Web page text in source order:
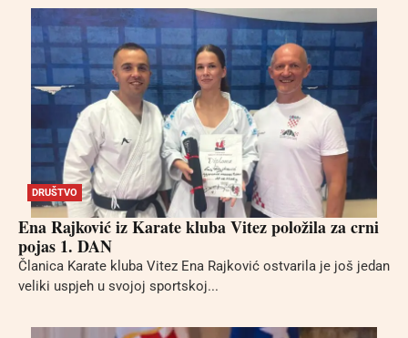
DRUŠTVO
Ena Rajković iz Karate kluba Vitez položila za crni
pojas 1. DAN
Članica Karate kluba Vitez Ena Rajković ostvarila je još jedan
veliki uspjeh u svojoj sportskoj...